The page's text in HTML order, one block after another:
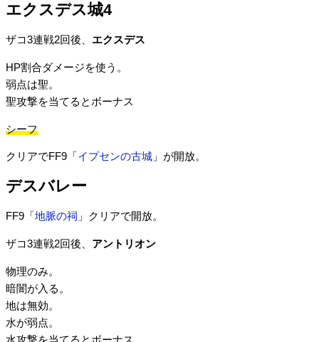
エクスデス城4
ザコ3連戦2回後、 エクスデス
HP割合ダメージを使う。
弱点は聖。
聖攻撃を当てるとボーナス
シーフ
クリアでFF9「 イプセンの古城 」が開放。
デスバレー
FF9「 地脈の祠 」クリアで開放。
ザコ3連戦2回後、 アントリオン
物理のみ。
暗闇が入る。
地は無効。
水が弱点。
水攻撃を当てるとボーナス。